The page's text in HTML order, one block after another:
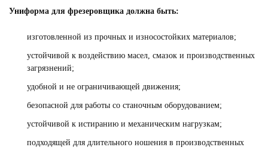
СПЕЦОДЕЖДА ДЛЯ ИТР
Униформа для фрезеровщика должна быть:
изготовленной из прочных и износостойких материалов;
устойчивой к воздействию масел, смазок и производственных
загрязнений;
удобной и не ограничивающей движения;
безопасной для работы со станочным оборудованием;
устойчивой к истиранию и механическим нагрузкам;
подходящей для длительного ношения в производственных